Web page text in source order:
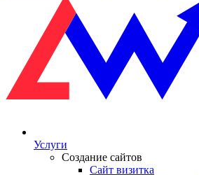
Услуги
Создание сайтов
Сайт визитка